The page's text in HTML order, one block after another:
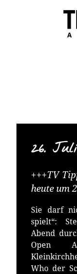
26.
+++TV
heute um
Sie darf
spielt“:
Abend
Open
Who der